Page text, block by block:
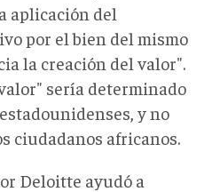
aplicación del
por el bien del mismo
la creación del valor".
sería determinado
y no
ciudadanos africanos.
Deloitte ayudó a